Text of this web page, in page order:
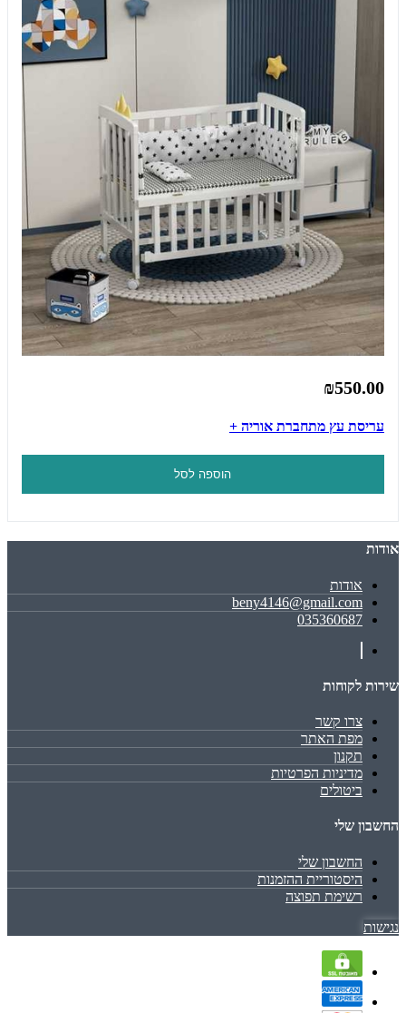
₪550.00
עריסת עץ מתחברת אוריה +
הוספה לסל
אודות
אודות
beny4146@gmail.com
035360687
שירות לקוחות
צרו קשר
מפת האתר
תקנון
מדיניות הפרטיות
ביטולים
החשבון שלי
החשבון שלי
היסטוריית ההזמנות
רשימת תפוצה
נגישות